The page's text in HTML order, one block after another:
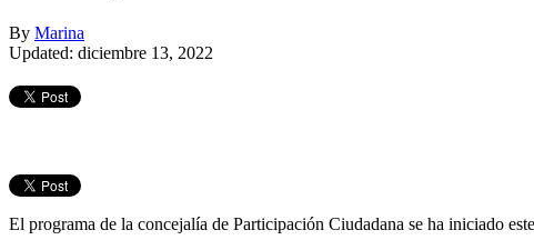
By Marina
Updated: diciembre 13, 2022
El programa de la concejalía de Participación Ciudadana se ha iniciado